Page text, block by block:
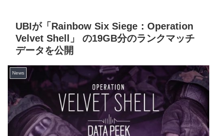
UBIが「Rainbow Six Siege：Operation
Velvet Shell」 の19GB分のランクマッチ
データを公開
News